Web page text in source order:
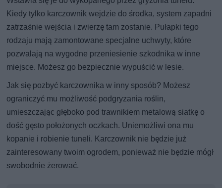
Kiedy tylko karczownik wejdzie do środka, system zapadni
zatrzaśnie wejścia i zwierzę tam zostanie. Pułapki tego
rodzaju mają zamontowane specjalne uchwyty, które
pozwalają na wygodne przeniesienie szkodnika w inne
miejsce. Możesz go bezpiecznie wypuścić w lesie.
Jak się pozbyć karczownika w inny sposób? Możesz
ograniczyć mu możliwość podgryzania roślin,
umieszczając głęboko pod trawnikiem metalową siatkę o
dość gęsto położonych oczkach. Uniemożliwi ona mu
kopanie i robienie tuneli. Karczownik nie będzie już
zainteresowany twoim ogrodem, ponieważ nie będzie mógł
swobodnie żerować.